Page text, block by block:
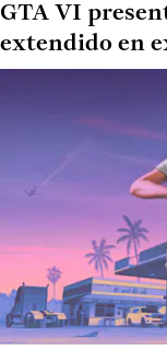
GTA VI
extendido en